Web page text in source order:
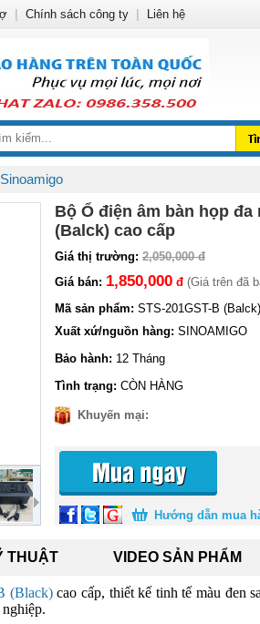
Bộ Ổ điện âm bàn họp đa
(Balck) cao cấp
Giá thị trường: 2,050,000 đ
Giá bán: 1,850,000 đ (Giá trên đã
Mã sản phẩm: STS-201GST-B (Balck)
Xuất xứ/nguồn hàng: SINOAMIGO
Bảo hành: 12 Tháng
Tình trạng: CÒN HÀNG
Khuyến mại:
Hướng dẫn mua
THUẬT VIDEO SẢN PHẨM
(Black)cao cấp, thiết kế tinh tế màu đen
Chính sách công ty Liên hệ